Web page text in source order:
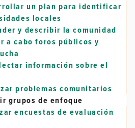
un plan para identificar
locales
y describir la comunidad
a cabo foros públicos y
información sobre el
problemas comunitarios
grupos de enfoque
encuestas de evaluación